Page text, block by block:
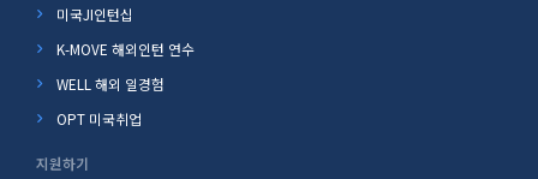
미국JI인턴십
K-MOVE 해외인턴 연수
WELL 해외 일경험
OPT 미국취업
지원하기